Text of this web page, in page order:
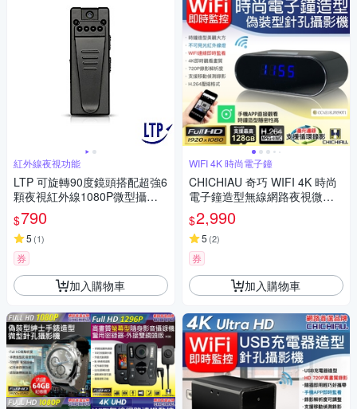
紅外線夜視功能
LTP 可旋轉90度鏡頭搭配超強6
顆夜視紅外線1080P微型攝影
機
$790
5 (1)
券
加入購物車
WIFI 4K 時尚電子鐘
CHICHIAU 奇巧 WIFI 4K 時尚
電子鐘造型無線網路夜視微型
針孔攝影機CK2 影音記錄器
$2,990
5 (2)
券
加入購物車